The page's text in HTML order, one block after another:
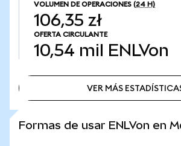
VOLUMEN DE OPERACIONES (24 H)
106,35 zł
OFERTA CIRCULANTE
10,54 mil ENLVon
VER MÁS
Formas de usar ENLVon en